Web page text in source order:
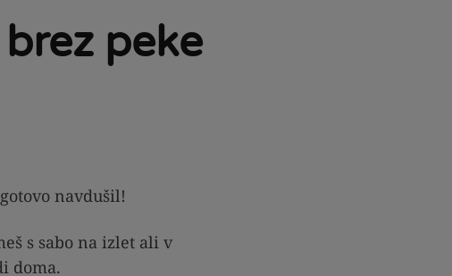
peke
navdušil!
s sabo na izlet ali v
doma.